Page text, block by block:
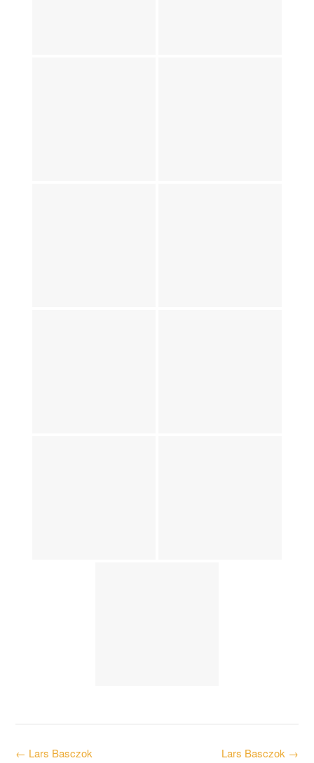
Post Lars Basczok →
← Lars Basczok